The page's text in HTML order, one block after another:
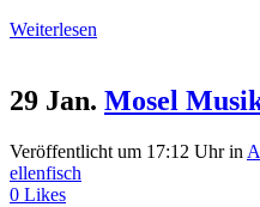
Weiterlesen
29 Jan. Mosel
Veröffentlicht um 17:12 Uhrin
ellenfisch
0 Likes